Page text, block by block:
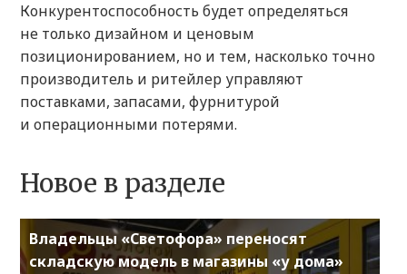
Конкурентоспособность будет определяться
не только дизайном и ценовым
позиционированием, но и тем, насколько точно
производитель и ритейлер управляют
поставками, запасами, фурнитурой
и операционными потерями.
Новое в разделе
Владельцы «Светофора» переносят
складскую модель в магазины «у дома»